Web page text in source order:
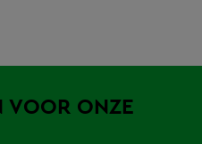
VOOR ONZE